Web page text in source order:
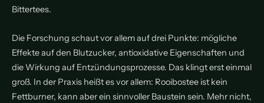
Bittertees.
Die Forschung schaut vor allem auf drei Punkte: mögliche
Effekte auf den Blutzucker, antioxidative Eigenschaften und
die Wirkung auf Entzündungsprozesse. Das klingt erst einmal
groß. In der Praxis heißt es vor allem: Rooibostee ist kein
Fettburner, kann aber ein sinnvoller Baustein sein. Mehr nicht,